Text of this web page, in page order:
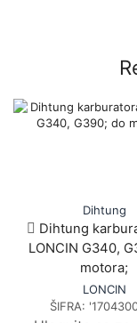
Dihtung
Dihtung
LONCIN G340,
motora;
LONCIN
ŠIFRA: